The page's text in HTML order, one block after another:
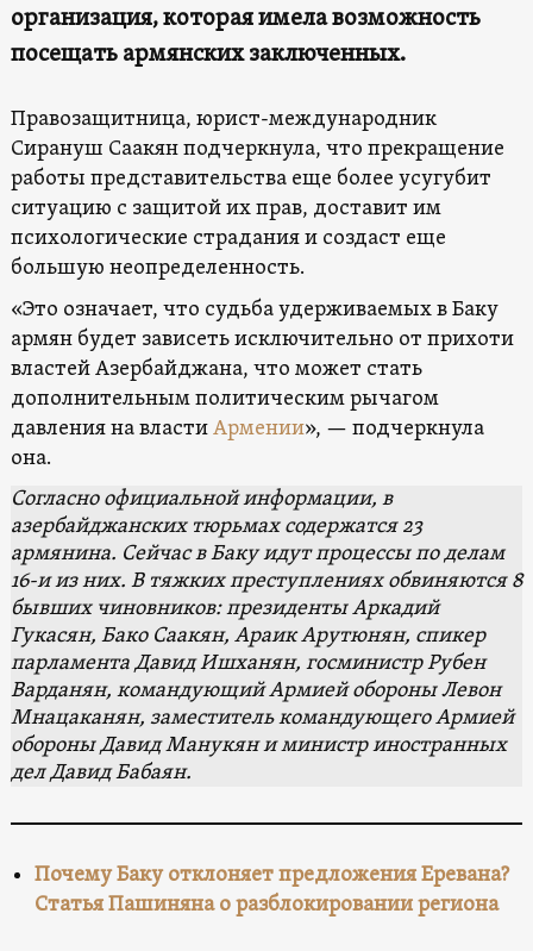
организация, которая имела возможность
посещать армянских заключенных.
Правозащитница, юрист-международник
Сирануш Саакян подчеркнула, что прекращение
работы представительства еще более усугубит
ситуацию с защитой их прав, доставит им
психологические страдания и создаст еще
большую неопределенность.
«Это означает, что судьба удерживаемых в Баку
армян будет зависеть исключительно от прихоти
властей Азербайджана, что может стать
дополнительным политическим рычагом
давления на властиАрмении», — подчеркнула
она.
Согласно официальной информации, в
азербайджанских тюрьмах содержатся 23
армянина. Сейчас в Баку идут процессы по делам
16-и из них. В тяжких преступлениях обвиняются 8
бывших чиновников: президенты Аркадий
Гукасян, Бако Саакян, Араик Арутюнян, спикер
парламента Давид Ишханян, госминистр Рубен
Варданян, командующий Армией обороны Левон
Мнацаканян, заместитель командующего Армией
обороны Давид Манукян и министр иностранных
дел Давид Бабаян.
Почему Баку отклоняет предложения Еревана?
Статья Пашиняна о разблокировании региона